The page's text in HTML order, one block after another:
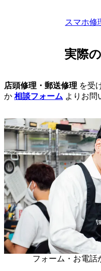
スマホ修
実際
店頭修理・郵送修理 を受
か 相談フォーム よりお問
フォーム・お電話